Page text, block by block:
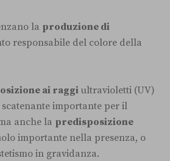
la produzione di
responsabile del colore della
ai raggi ultravioletti (UV)
importante per il
anche la predisposizione
importante nella presenza, o
in gravidanza.